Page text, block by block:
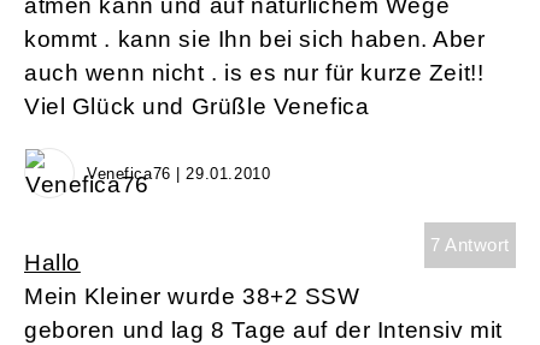
atmen kann und auf natürlichem Wege
kommt . kann sie Ihn bei sich haben. Aber
auch wenn nicht . is es nur für kurze Zeit!!
Viel Glück und Grüßle Venefica
Venefica76 | 29.01.2010
7 Antwort
Hallo
Mein Kleiner wurde 38+2 SSW
geboren und lag 8 Tage auf der Intensiv mit